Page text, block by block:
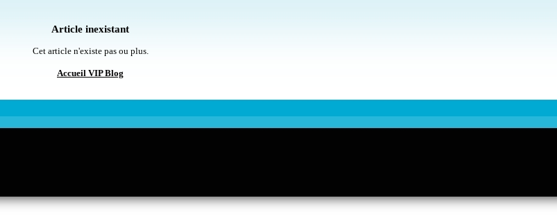
Article inexistant
Cet article n'existe pas ou plus.
Accueil VIP Blog